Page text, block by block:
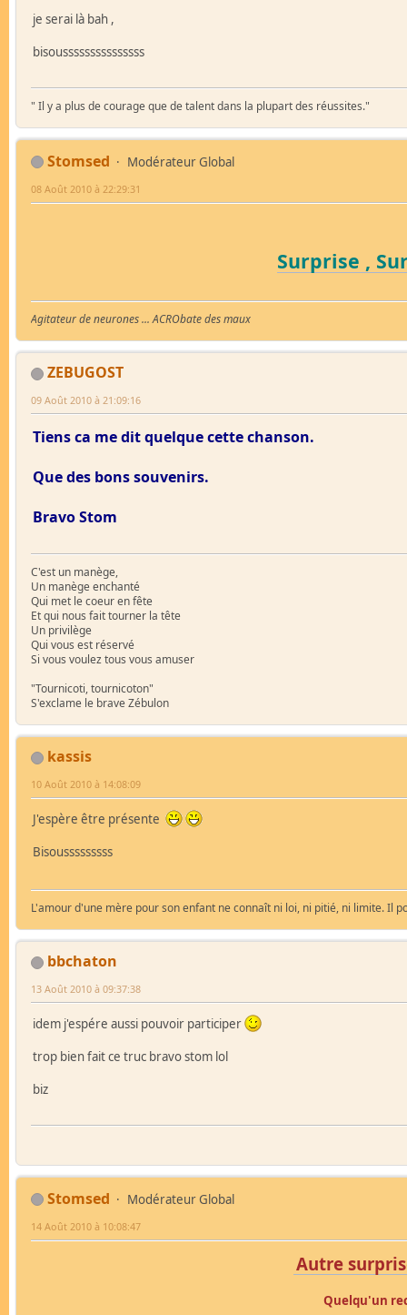
je serai là bah ,
bisousssssssssssssss
" Il y a plus de courage que de talent dans la plupart des réussites."
Stomsed Modérateur Global
08 Août 2010 à 22:29:31
Surprise ,
Agitateur de neurones ... ACRObate des maux
ZEBUGOST
09 Août 2010 à 21:09:16
Tiens ca me dit quelque cette chanson.
Que des bons souvenirs.
Bravo Stom
C'est un manège,
Un manège enchanté
Qui met le coeur en fête
Et qui nous fait tourner la tête
Un privilège
Qui vous est réservé
Si vous voulez tous vous amuser
"Tournicoti, tournicoton"
S'exclame le brave Zébulon
kassis
10 Août 2010 à 14:08:09
J'espère être présente
Bisousssssssss
L'amour d'une mère pour son enfant ne connaît ni loi, ni pitié, ni limite. Il
bbchaton
13 Août 2010 à 09:37:38
idem j'espére aussi pouvoir participer
trop bien fait ce truc bravo stom lol
biz
Stomsed Modérateur Global
14 Août 2010 à 10:08:47
Autre
Quelqu'un